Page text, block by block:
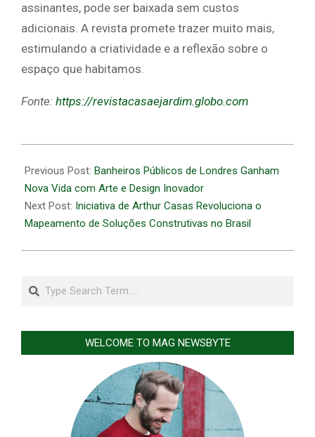
assinantes, pode ser baixada sem custos
adicionais. A revista promete trazer muito mais,
estimulando a criatividade e a reflexão sobre o
espaço que habitamos.
Fonte: https://revistacasaejardim.globo.com
06-
15
Previous Post: Banheiros Públicos de Londres Ganham
Nova Vida com Arte e Design Inovador
Next Post: Iniciativa de Arthur Casas Revoluciona o
Mapeamento de Soluções Construtivas no Brasil
Search
WELCOME TO MAG NEWSBYTE